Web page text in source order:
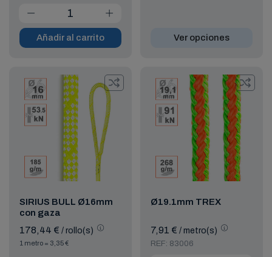
Añadir al carrito Ver opciones
SIRIUS BULL Ø16mm
con gaza
178,44 € / rollo(s)
1 metro = 3,35 €
Ø19.1mm TREX
7,91 € / metro(s)
REF: 83006